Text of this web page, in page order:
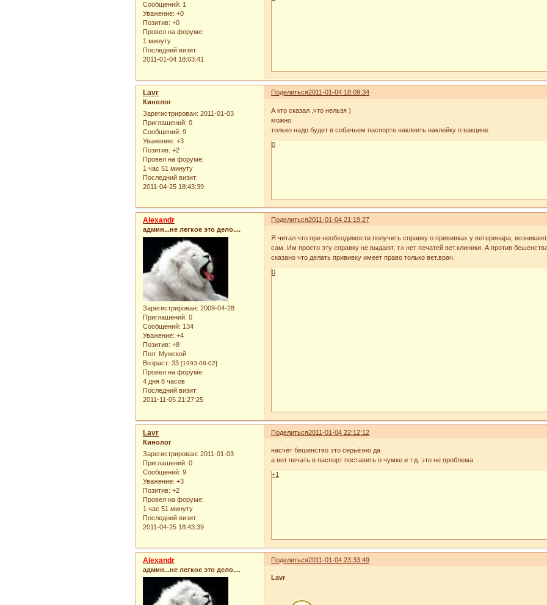
Сообщений: 1
Уважение: +0
Позитив: +0
Провел на форуме:
1 минуту
Последний визит:
2011-01-04 18:03:41
Поделиться2011-01-04 18:09:34
Lavr
Кинолог
Зарегистрирован: 2011-01-03
Приглашений: 0
Сообщений: 9
Уважение: +3
Позитив: +2
Провел на форуме:
1 час 51 минуту
Последний визит:
2011-04-25 18:43:39
А кто сказал ,что нельзя )
можно
только надо будет в собачьем паспорте наклеить наклейку о вакцине
0
Поделиться2011-01-04 21:19:27
Alexandr
админ...не легкое это дело....
Зарегистрирован: 2009-04-28
Приглашений: 0
Сообщений: 134
Уважение: +4
Позитив: +8
Пол: Мужской
Возраст: 33 [1993-08-02]
Провел на форуме:
4 дня 8 часов
Последний визит:
2011-11-05 21:27:25
Я читал что при необходимости получить справку о прививках у ветеринара,
сам. Им просто эту справку не выдают, т.к нет печатей вет.клиники. А против
сказано что делать прививку имеет право только вет.врач.
0
Поделиться2011-01-04 22:12:12
Lavr
Кинолог
Зарегистрирован: 2011-01-03
Приглашений: 0
Сообщений: 9
Уважение: +3
Позитив: +2
Провел на форуме:
1 час 51 минуту
Последний визит:
2011-04-25 18:43:39
насчёт бешенство это серьёзно да
а вот печать в паспорт поставить о чумке и т.д. это не проблема
+1
Поделиться2011-01-04 23:33:49
Alexandr
админ...не легкое это дело....
Lavr